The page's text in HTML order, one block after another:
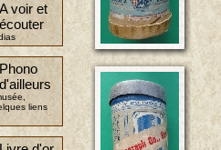
A voir et
écouter
Phono
d'ailleurs
liens